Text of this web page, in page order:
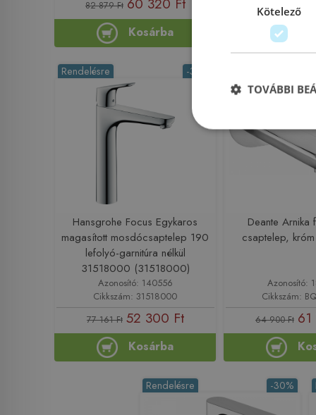
82 879 Ft
Kosárba
-32%
Rendelésre
Hansgrohe Focus Egykaros
magasított mosdócsaptelep 190
lefolyó-garnitúra nélkül
31518000 (31518000)
Azonosító: 140556
Cikkszám: 31518000
77 161 Ft 52 300 Ft
Kosárba
Deante Arnika
csaptelep,
Azonosító:
Cikkszám:
64 900 Ft
-30%
Rendelésre
Kötelező
TOVÁBBI